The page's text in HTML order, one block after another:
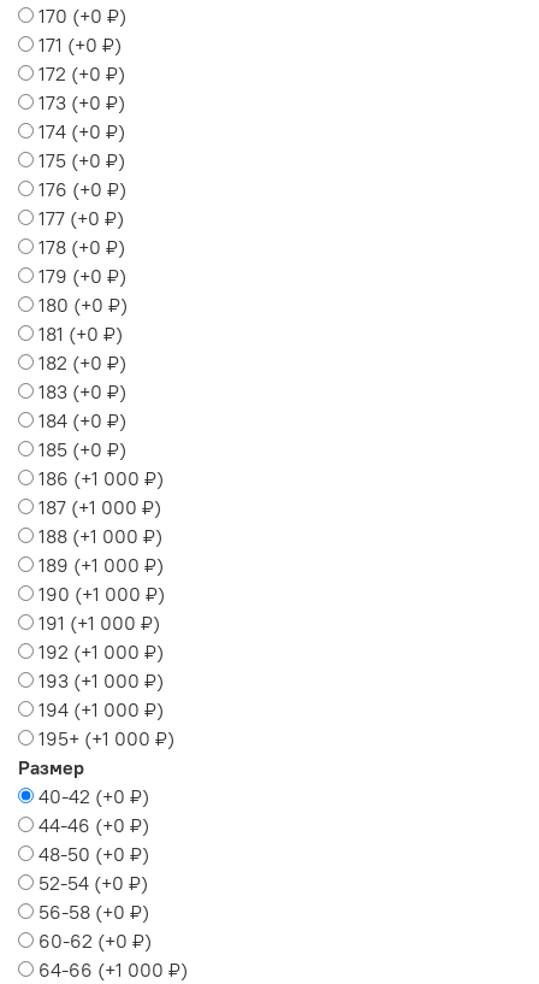
170 (+0 ₽)
171 (+0 ₽)
172 (+0 ₽)
173 (+0 ₽)
174 (+0 ₽)
175 (+0 ₽)
176 (+0 ₽)
177 (+0 ₽)
178 (+0 ₽)
179 (+0 ₽)
180 (+0 ₽)
181 (+0 ₽)
182 (+0 ₽)
183 (+0 ₽)
184 (+0 ₽)
185 (+0 ₽)
186 (+1 000 ₽)
187 (+1 000 ₽)
188 (+1 000 ₽)
189 (+1 000 ₽)
190 (+1 000 ₽)
191 (+1 000 ₽)
192 (+1 000 ₽)
193 (+1 000 ₽)
194 (+1 000 ₽)
195+ (+1 000 ₽)
Размер
40-42 (+0 ₽)
44-46 (+0 ₽)
48-50 (+0 ₽)
52-54 (+0 ₽)
56-58 (+0 ₽)
60-62 (+0 ₽)
64-66 (+1 000 ₽)